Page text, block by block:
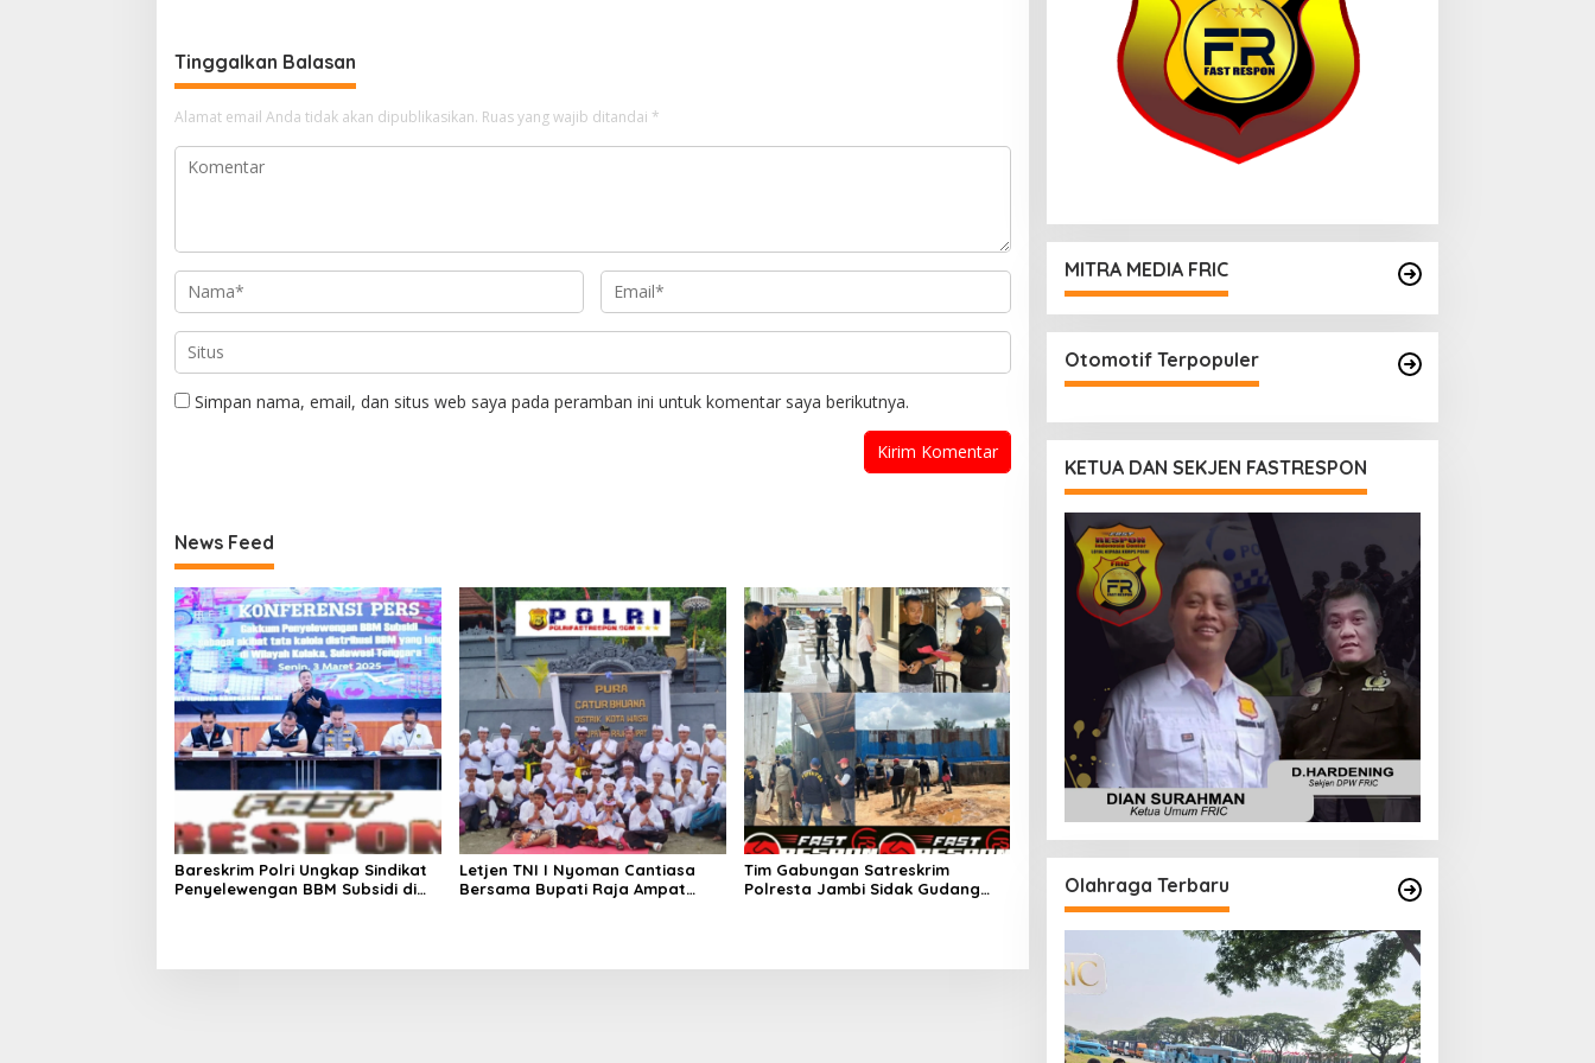
Tinggalkan Balasan
Alamat email Anda tidak akan dipublikasikan. Ruas yang wajib ditandai *
Simpan nama, email, dan situs web saya pada peramban ini untuk komentar saya berikutnya.
News Feed
Bareskrim Polri Ungkap Sindikat
Penyelewengan BBM Subsidi di
Letjen TNI I Nyoman Cantiasa
Bersama Bupati Raja Ampat
Tim Gabungan Satreskrim
Polresta Jambi Sidak Gudang
MITRA MEDIA FRIC
Otomotif Terpopuler
KETUA DAN SEKJEN FASTRESPON
Olahraga Terbaru